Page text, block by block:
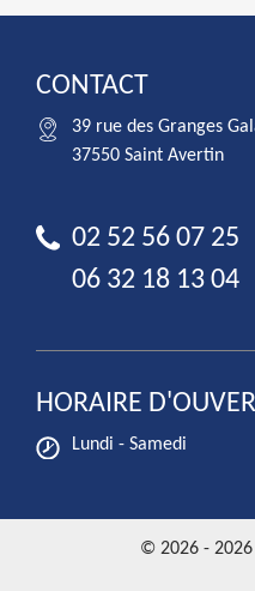
CONTACT
39 rue des Granges
37550 Saint Avertin
02 52 56 07 25
06 32 18 13 04
HORAIRE
Lundi - Samedi
© 2026 -